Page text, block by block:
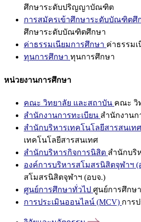
ศึกษาระดับปริญญาบัณฑิต
การสมัครเข้าศึกษาระดับบัณฑิตศึ
ศึกษาระดับบัณฑิตศึกษา
ค่าธรรมเนียมการศึกษา ค่าธรรม
ทุนการศึกษา ทุนการศึกษา
หน่วยงานการศึกษา
คณะ วิทยาลัย และสถาบัน คณะ วิ
สำนักงานการทะเบียน สำนักงานก
สำนักบริหารเทคโนโลยีสารสนเทศ
เทคโนโลยีสารสนเทศ
สำนักบริหารกิจการนิสิต สำนักบริ
องค์การบริหารสโมสรนิสิตจุฬาฯ (
สโมสรนิสิตจุฬาฯ (อบจ.)
ศูนย์การศึกษาทั่วไป ศูนย์การศึกษ
การประเมินออนไลน์ (MCV) การ